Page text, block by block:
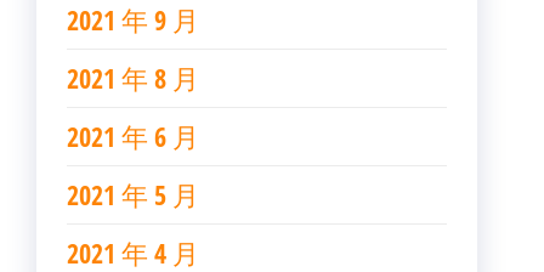
2021 年 9 月
2021 年 8 月
2021 年 6 月
2021 年 5 月
2021 年 4 月